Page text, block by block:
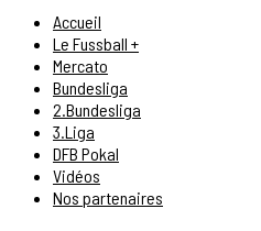
Accueil
Le Fussball +
Mercato
Bundesliga
2.Bundesliga
3.Liga
DFB Pokal
Vidéos
Nos partenaires